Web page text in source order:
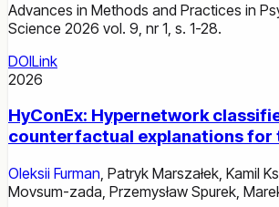
Advances in Methods and Practices in
Science 2026 vol. 9, nr 1, s. 1-28.
DOILink
2026
HyConEx: Hypernetwork
counterfactual explanations for
Oleksii Furman, Patryk Marszałek, Kamil
Movsum-zada, Przemysław Spurek,